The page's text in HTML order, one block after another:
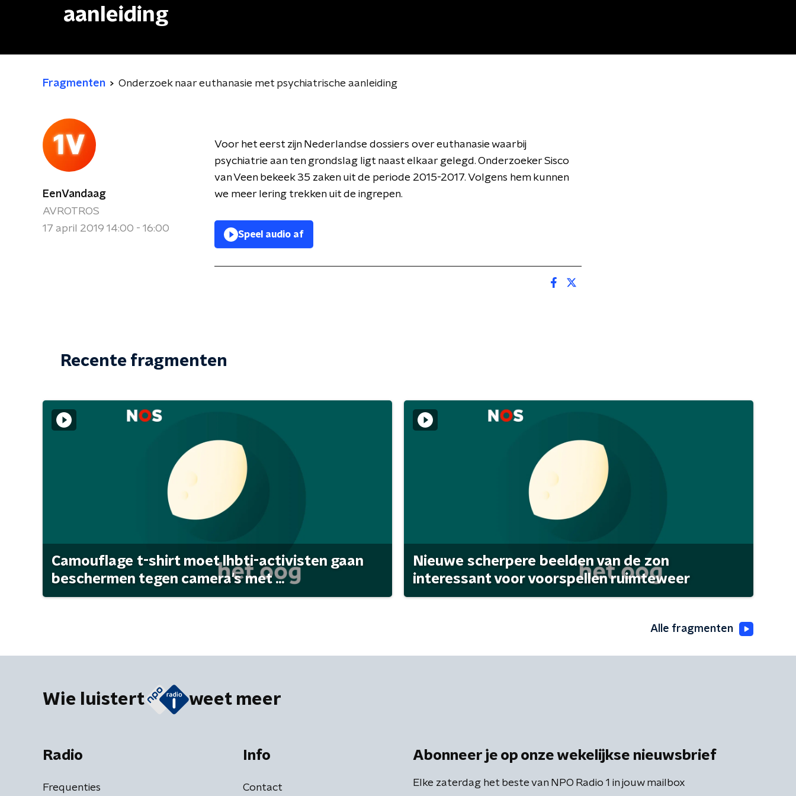
aanleiding
Fragmenten Onderzoek naar euthanasie met psychiatrische aanleiding
EenVandaag
AVROTROS
17 april 2019 14:00 - 16:00
Voor het eerst zijn Nederlandse dossiers over euthanasie waarbij
psychiatrie aan ten grondslag ligt naast elkaar gelegd. Onderzoeker Sisco
van Veen bekeek 35 zaken uit de periode 2015-2017. Volgens hem kunnen
we meer lering trekken uit de ingrepen.
Speel audio af
Recente fragmenten
Camouflage t-shirt moet lhbti-activisten gaan
beschermen tegen camera's met ...
Nieuwe scherpere beelden van de zon
interessant voor voorspellen ruimteweer
Alle fragmenten
Wie luistert weet meer
Radio
Frequenties
Info
Contact
Abonneer je op onze wekelijkse nieuwsbrief
Elke zaterdag het beste van NPO Radio 1 in jouw mailbox